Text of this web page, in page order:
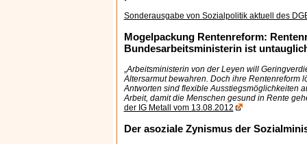
Sonderausgabe von Sozialpolitik aktuell des
Mogelpackung Rentenreform:
Bundesarbeitsministerin ist
„Arbeitsministerin von der Leyen will
Altersarmut bewahren. Doch ihre Rentenreform
Antworten sind flexible Ausstiegsmöglichkeiten
Arbeit, damit die Menschen gesund in Rente
der IG Metall vom 13.08.2012
Der asoziale Zynismus der